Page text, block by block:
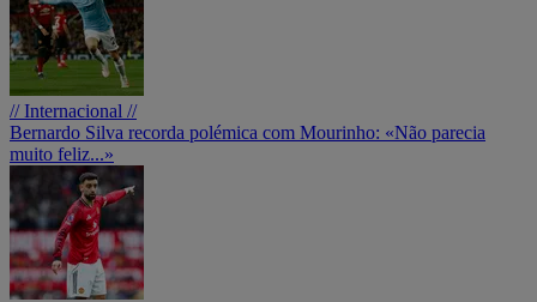
// Internacional //
Bernardo Silva recorda polémica com Mourinho: «Não parecia
muito feliz...»